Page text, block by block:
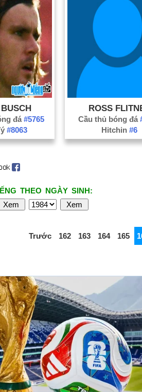
đá #5765
#8063
ROSS
Cầu thủ bóng đá
Hitchin#6
THEO NGÀY SINH:
Trước 162 163 164 165